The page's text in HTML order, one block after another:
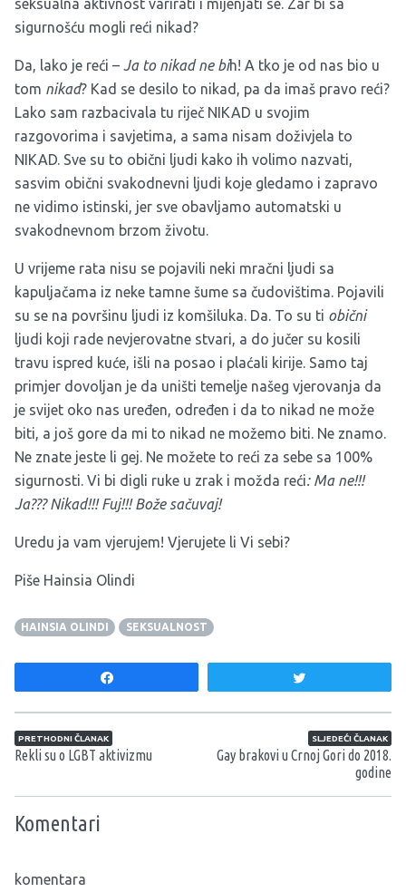
seksualna aktivnost varirati i mijenjati se. Zar bi sa
sigurnošću mogli reći nikad?
Da, lako je reći – Ja to nikad ne bih! A tko je od nas bio u
tom nikad? Kad se desilo to nikad, pa da imaš pravo reći?
Lako sam razbacivala tu riječ NIKAD u svojim
razgovorima i savjetima, a sama nisam doživjela to
NIKAD. Sve su to obični ljudi kako ih volimo nazvati,
sasvim obični svakodnevni ljudi koje gledamo i zapravo
ne vidimo istinski, jer sve obavljamo automatski u
svakodnevnom brzom životu.
U vrijeme rata nisu se pojavili neki mračni ljudi sa
kapuljačama iz neke tamne šume sa čudovištima. Pojavili
su se na površinu ljudi iz komšiluka. Da. To su ti obični
ljudi koji rade nevjerovatne stvari, a do jučer su kosili
travu ispred kuće, išli na posao i plaćali kirije. Samo taj
primjer dovoljan je da uništi temelje našeg vjerovanja da
je svijet oko nas uređen, određen i da to nikad ne može
biti, a još gore da mi to nikad ne možemo biti. Ne znamo.
Ne znate jeste li gej. Ne možete to reći za sebe sa 100%
sigurnosti. Vi bi digli ruke u zrak i možda reći: Ma ne!!!
Ja??? Nikad!!! Fuj!!! Bože sačuvaj!
Uredu ja vam vjerujem! Vjerujete li Vi sebi?
Piše Hainsia Olindi
HAINSIA OLINDI SEKSUALNOST
Navigacija članaka
PRETHODNI ČLANAK
Rekli su o LGBT aktivizmu
SLJEDEĆI ČLANAK
Gay brakovi u Crnoj Gori do 2018.
godine
Komentari
komentara